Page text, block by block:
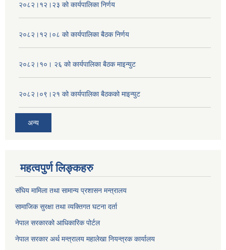
२०८२।१२।२३ को कार्यपालिका निर्णय
२०८२।१२।०८ को कार्यपालिका बैठक निर्णय
२०८२।१०। २६ को कार्यपालिका बैठक माइन्युट
२०८२।०९।२१ को कार्यपालिका बैठकको माइन्युट
अन्य
महत्वपुर्ण लिङ्कहरु
संघिय मामिला तथा सामान्य प्रशासन मन्त्रालय
सामाजिक सुरक्षा तथा व्यक्तिगत घटना दर्ता
नेपाल सरकारको आधिकारिक पोर्टल
नेपाल सरकार अर्थ मन्त्रालय महालेखा नियन्त्रक कार्यालय